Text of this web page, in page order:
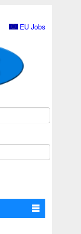
EU Jobs